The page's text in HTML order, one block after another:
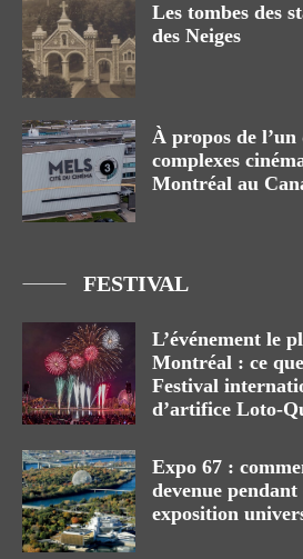
Les tombes des
des Neiges
À propos de l’un
complexes
Montréal au
FESTIVAL
L’événement le
Montréal : ce
Festival
d’artifice Loto-
Expo 67 :
devenue
exposition